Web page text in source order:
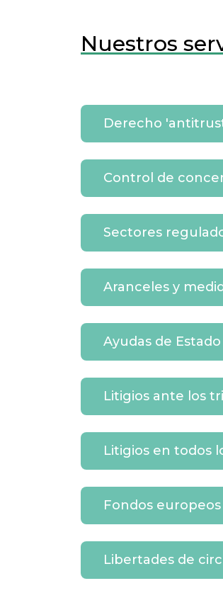
Nuestros
Derecho
Control de
Sectores
Aranceles y
Ayudas de
Litigios ante los
Litigios en todos
Fondos europeos
Libertades de